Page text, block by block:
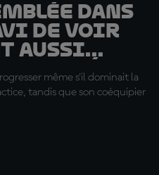
dans
de voir
aussi
tracé »
même s'il dominait la
tandis que son coéquipier